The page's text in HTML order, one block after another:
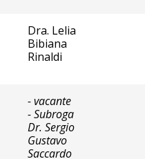
Dra. Lelia
Bibiana
Rinaldi
- vacante
- Subroga
Dr. Sergio
Gustavo
Saccardo